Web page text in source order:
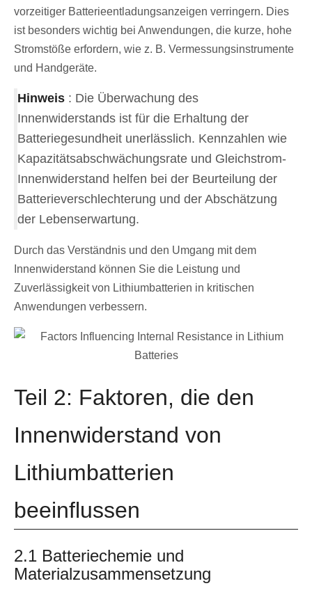
vorzeitiger Batterieentladungsanzeigen verringern. Dies
ist besonders wichtig bei Anwendungen, die kurze, hohe
Stromstöße erfordern, wie z. B. Vermessungsinstrumente
und Handgeräte.
Hinweis : Die Überwachung des
Innenwiderstands ist für die Erhaltung der
Batteriegesundheit unerlässlich. Kennzahlen wie
Kapazitätsabschwächungsrate und Gleichstrom-
Innenwiderstand helfen bei der Beurteilung der
Batterieverschlechterung und der Abschätzung
der Lebenserwartung.
Durch das Verständnis und den Umgang mit dem
Innenwiderstand können Sie die Leistung und
Zuverlässigkeit von Lithiumbatterien in kritischen
Anwendungen verbessern.
Teil 2: Faktoren, die den
Innenwiderstand von
Lithiumbatterien
beeinflussen
2.1 Batteriechemie und
Materialzusammensetzung